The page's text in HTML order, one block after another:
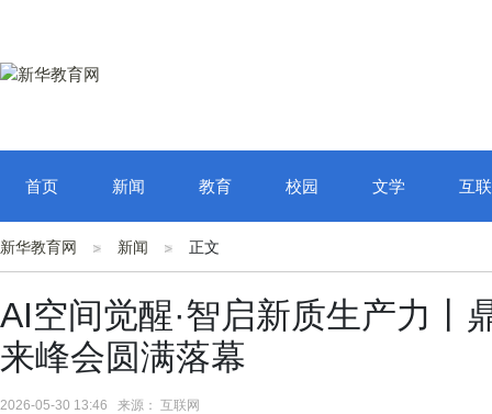
首页 新闻 教育 校园 文学 互
新华教育网 新闻 正文
AI空间觉醒·智启新质生产力丨
来峰会圆满落幕
2026-05-30 13:46 来源： 互联网